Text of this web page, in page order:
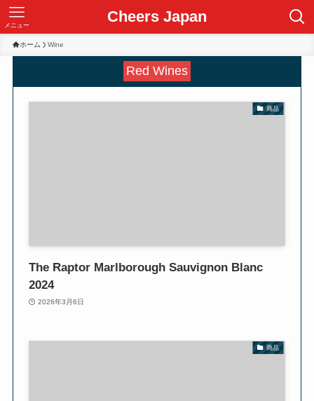
Cheers Japan
メニュー
ホーム Wine
Red Wines
商品
The Raptor Marlborough Sauvignon Blanc
2024
2026年3月6日
商品